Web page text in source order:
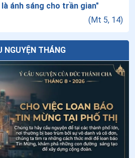
là ánh sáng cho trần gian"
(Mt 5, 14)
NGUYỆN THÁNG
cửu nhật nhật kính Cha Thánh Đa
Thánh Đa Minh
hội Giáo lý Toàn quốc lần thứ VII:
giáo phục vụ cho công cuộc loan
Tin Mừng”
lý về Công đồng Vaticanô II: Bài 20
cầu nguyện phụng vụ của Giáo hội